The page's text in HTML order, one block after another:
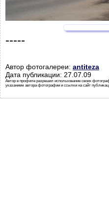
-----
Автор фотогалереи: antiteza
Дата публикации: 27.07.09
Автор в профиле разрешил использование своих
указанием автора фотографии и ссылки на сайт